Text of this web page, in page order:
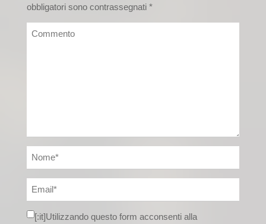
obbligatori sono contrassegnati *
[:it]Utilizzando questo form acconsenti alla